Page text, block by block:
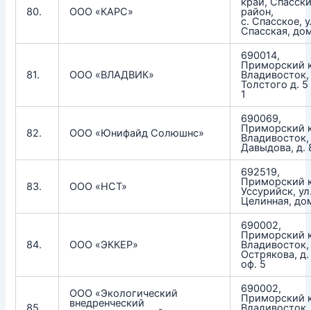
80. ООО «КАРС» район,
с. Спасское,
Спасская,
81. ООО «ВЛАДВИК»
690014,
Приморский
Владивосток,
Толстого д.
1
82. ООО «Юнифайд Солюшнс»
690069,
Приморский
Владивосток,
Давыдова, д.
83. ООО «НСТ»
692519,
Приморский
Уссурийск,
Целинная,
84. ООО «ЭККЕР»
690002,
Приморский
Острякова, д.
оф. 5
ООО «Экологический
внедренческий
690002,
Приморский